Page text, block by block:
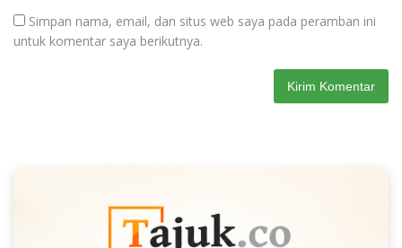
Simpan nama, email, dan situs web saya pada peramban ini
untuk komentar saya berikutnya.